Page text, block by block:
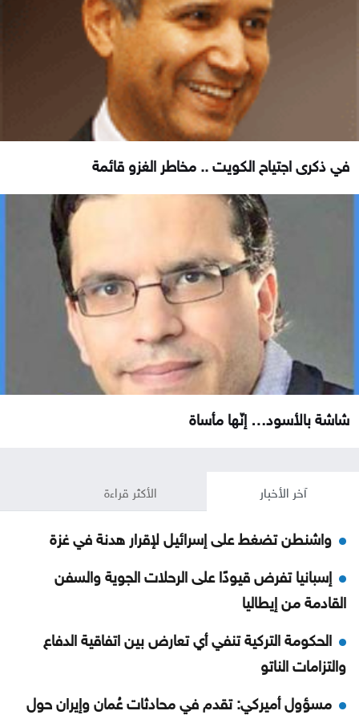
في ذكرى اجتياح الكويت .. مخاطر الغزو قائمة
شاشة بالأسود… إنّها مأساة
آخر الأخبار الأكثر قراءة
واشنطن تضغط على إسرائيل لإقرار هدنة في غزة
إسبانيا تفرض قيودًا على الرحلات الجوية والسفن
القادمة من إيطاليا
الحكومة التركية تنفي أي تعارض بين اتفاقية الدفاع
والتزامات الناتو
مسؤول أميركي: تقدم في محادثات عُمان وإيران حول